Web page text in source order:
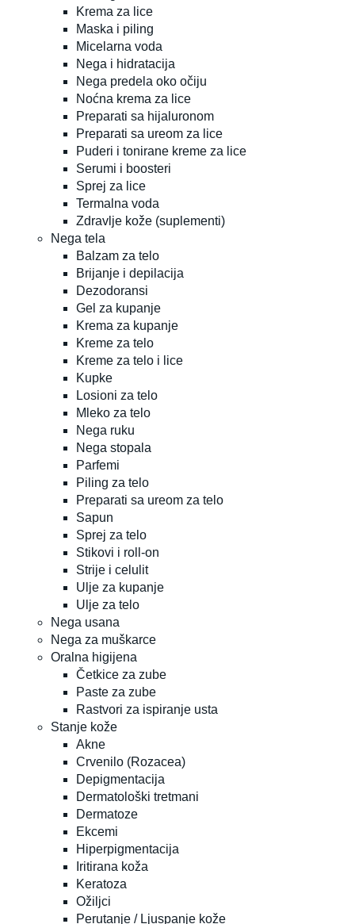
Krema za lice
Maska i piling
Micelarna voda
Nega i hidratacija
Nega predela oko očiju
Noćna krema za lice
Preparati sa hijaluronom
Preparati sa ureom za lice
Puderi i tonirane kreme za lice
Serumi i boosteri
Sprej za lice
Termalna voda
Zdravlje kože (suplementi)
Nega tela
Balzam za telo
Brijanje i depilacija
Dezodoransi
Gel za kupanje
Krema za kupanje
Kreme za telo
Kreme za telo i lice
Kupke
Losioni za telo
Mleko za telo
Nega ruku
Nega stopala
Parfemi
Piling za telo
Preparati sa ureom za telo
Sapun
Sprej za telo
Stikovi i roll-on
Strije i celulit
Ulje za kupanje
Ulje za telo
Nega usana
Nega za muškarce
Oralna higijena
Četkice za zube
Paste za zube
Rastvori za ispiranje usta
Stanje kože
Akne
Crvenilo (Rozacea)
Depigmentacija
Dermatološki tretmani
Dermatoze
Ekcemi
Hiperpigmentacija
Iritirana koža
Keratoza
Ožiljci
Perutanje / Ljuspanje kože